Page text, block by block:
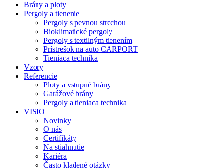
Brány a ploty
Pergoly a tienenie
Pergoly s pevnou strechou
Bioklimatické pergoly
Pergoly s textilným tienením
Prístrešok na auto CARPORT
Tieniaca technika
Vzory
Referencie
Ploty a vstupné brány
Garážové brány
Pergoly a tieniaca technika
VISIO
Novinky
O nás
Certifikáty
Na stiahnutie
Kariéra
Často kladené otázky